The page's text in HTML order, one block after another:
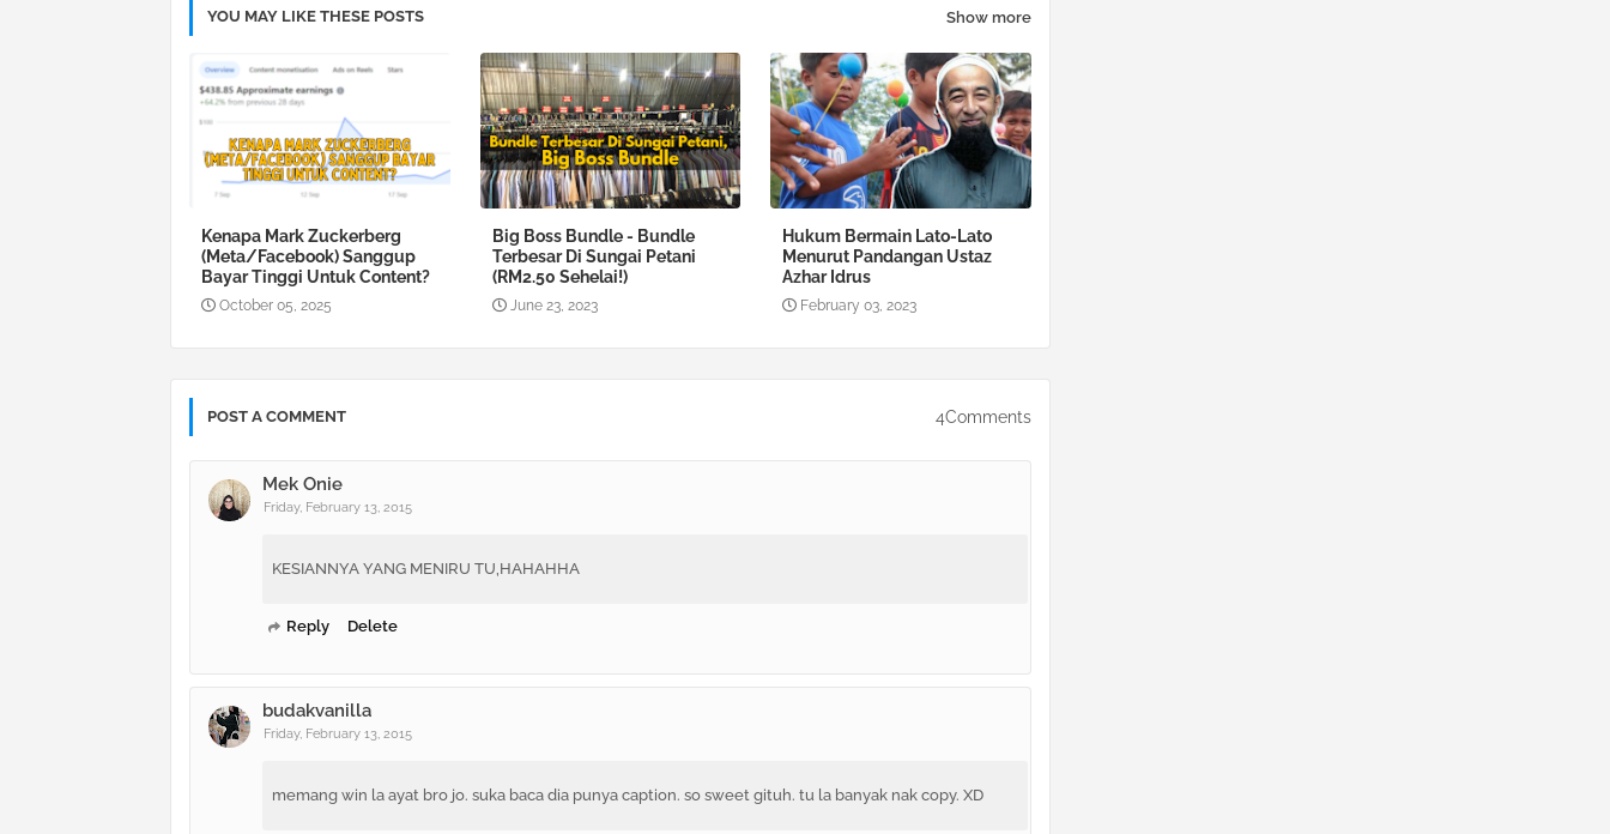
YOU MAY LIKE THESE POSTS Show more
Kenapa Mark Zuckerberg
(Meta/Facebook) Sanggup
Bayar Tinggi Untuk Content?
October 05, 2025
Big Boss Bundle - Bundle
Terbesar Di Sungai Petani
(RM2.50 Sehelai!)
June 23, 2023
Hukum Bermain Lato-Lato
Menurut Pandangan Ustaz
Azhar Idrus
February 03, 2023
POST A COMMENT 4Comments
Mek Onie
Friday, February 13, 2015
KESIANNYA YANG MENIRU TU,HAHAHHA
Reply Delete
budakvanilla
Friday, February 13, 2015
memang win la ayat bro jo. suka baca dia punya caption. so sweet gituh. tu la banyak nak copy. XD